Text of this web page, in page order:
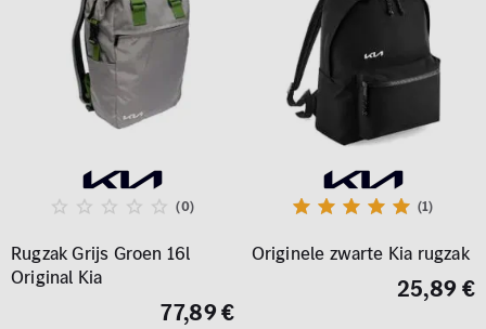
(0)
Rugzak Grijs Groen 16l
Original Kia
77,89 €
(1)
Originele zwarte Kia rugzak
25,89 €